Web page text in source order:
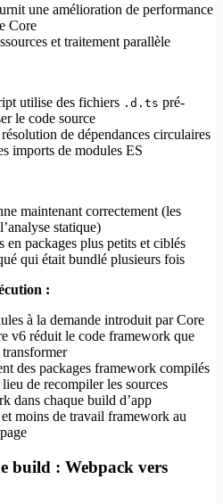
une amélioration de performance
Core
et traitement parallèle
utilise des fichiers .d.ts pré-
le code source
de dépendances circulaires
imports de modules ES
maintenant correctement (les
statique)
en packages plus petits et ciblés
qui était bundlé plusieurs fois
:
à la demande introduit par Core
v6 réduit le code framework que
des packages framework compilés
lieu de recompiler les sources
dans chaque build d’app
moins de travail framework au
build : Webpack vers